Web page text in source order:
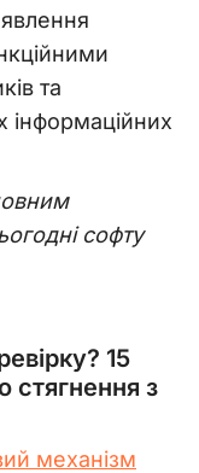
та
інформаційних
софту
15
стягнення з
механізм